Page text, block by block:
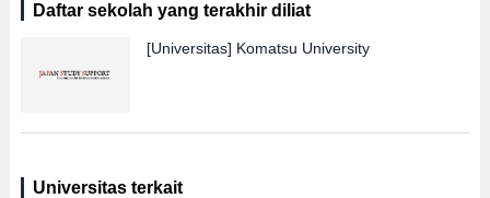
Daftar sekolah yang terakhir diliat
[Universitas] Komatsu University
Universitas terkait